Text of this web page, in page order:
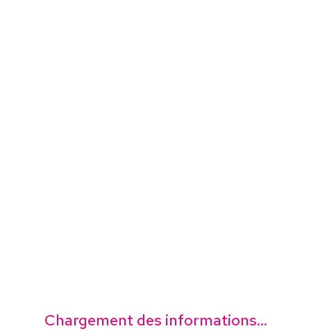
Chargement des informations...